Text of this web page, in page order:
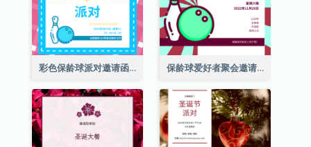
彩色保龄球派对邀请函 保龄球爱好者聚会邀请函